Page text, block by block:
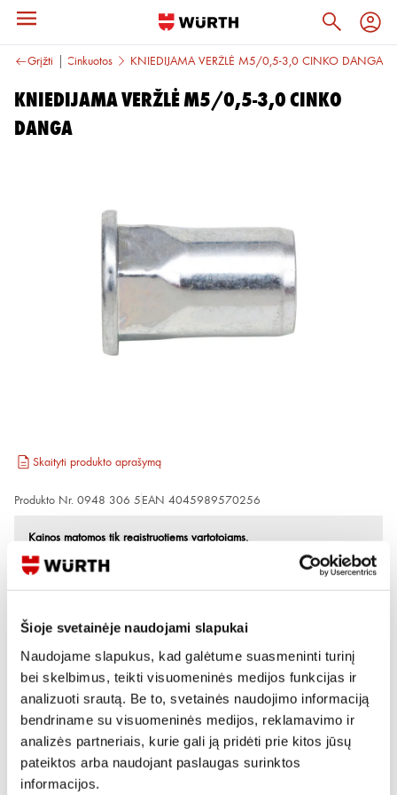
Šioje svetainėje naudojami slapukai
Naudojame slapukus, kad galėtume suasmeninti turinį
bei skelbimus, teikti visuomeninės medijos funkcijas ir
analizuoti srautą. Be to, svetainės naudojimo informaciją
bendriname su visuomeninės medijos, reklamavimo ir
analizės partneriais, kurie gali ją pridėti prie kitos jūsų
pateiktos arba naudojant paslaugas surinktos
informacijos.
Grįžti
veržlės Cinkuotos KNIEDIJAMA VERŽLĖ M5/0,5-3,0 CINKO DANGA
KNIEDIJAMA VERŽLĖ M5/0,5-3,0 CINKO
DANGA
Skaityti produkto aprašymą
Produkto Nr. 0948 306 5 EAN 4045989570256
Kainos matomos tik registruotiems vartotojams.
Prisijungti / Registruotis
Reikia daugiau informacijos?
Rodyti artimiausią parduotuvę
Skambinti:+370 694 91387